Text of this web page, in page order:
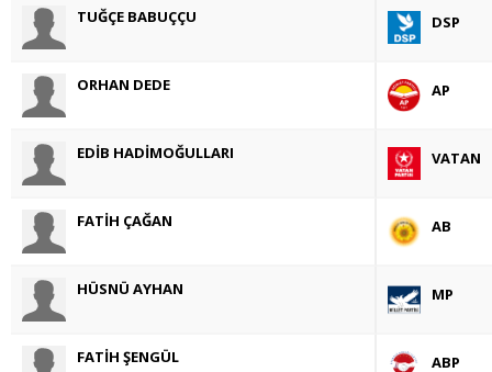
TUĞÇE BABUÇÇU DSP
ORHAN DEDE AP
EDİB HADİMOĞULLARI VATAN
FATİH ÇAĞAN AB
HÜSNÜ AYHAN MP
FATİH ŞENGÜL ABP